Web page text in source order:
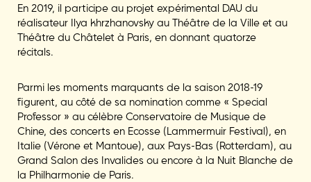
En 2019, il participe au projet expérimental DAU du
réalisateur Ilya khrzhanovsky au Théâtre de la Ville et au
Théâtre du Châtelet à Paris, en donnant quatorze
récitals.
Parmi les moments marquants de la saison 2018-19
figurent, au côté de sa nomination comme « Special
Professor » au célèbre Conservatoire de Musique de
Chine, des concerts en Ecosse (Lammermuir Festival), en
Italie (Vérone et Mantoue), aux Pays-Bas (Rotterdam), au
Grand Salon des Invalides ou encore à la Nuit Blanche de
la Philharmonie de Paris.